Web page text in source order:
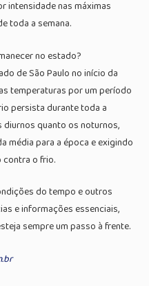
intensidade nas máximas
toda a semana.
no estado?
de São Paulo no início da
temperaturas por um período
persista durante toda a
quanto os noturnos,
média para a época e exigindo
o frio.
do tempo e outros
e informações essenciais,
sempre um passo à frente.